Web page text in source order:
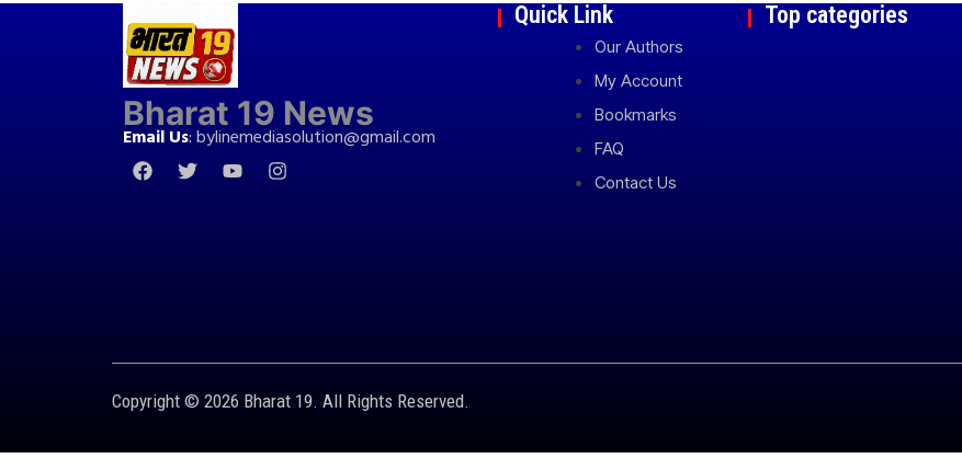
Bharat 19 News
Email Us:bylinemediasolution@gmail.com
Quick Link
Our Authors
My Account
Bookmarks
FAQ
Contact Us
Top categories
Copyright © 2026 Bharat 19. All Rights Reserved.